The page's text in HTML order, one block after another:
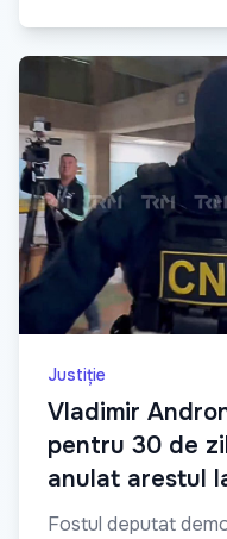
Justiție
Vladimir
pentru 30 de
anulat arestul
Fostul deputat